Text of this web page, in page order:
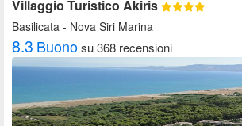
Villaggio Turistico Akiris
Basilicata - Nova Siri Marina
8.3 Buonosu 368 recensioni